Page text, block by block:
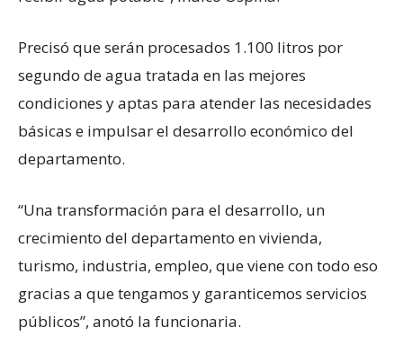
Precisó que serán procesados 1.100 litros por
segundo de agua tratada en las mejores
condiciones y aptas para atender las necesidades
básicas e impulsar el desarrollo económico del
departamento.
“Una transformación para el desarrollo, un
crecimiento del departamento en vivienda,
turismo, industria, empleo, que viene con todo eso
gracias a que tengamos y garanticemos servicios
públicos”, anotó la funcionaria.